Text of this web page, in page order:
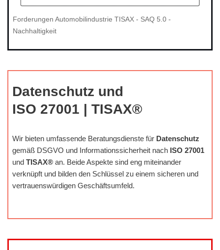
Forderungen Automobilindustrie TISAX - SAQ 5.0 -
Nachhaltigkeit
Datenschutz und
ISO 27001 | TISAX®
Wir bieten umfassende Beratungsdienste für Datenschutz
gemäß DSGVO und Informationssicherheit nach ISO 27001
und TISAX® an. Beide Aspekte sind eng miteinander
verknüpft und bilden den Schlüssel zu einem sicheren und
vertrauenswürdigen Geschäftsumfeld.